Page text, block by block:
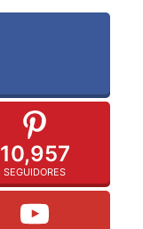
10,957
SEGUIDORES